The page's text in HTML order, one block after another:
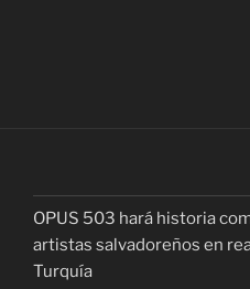
OPUS 503 hará historia
artistas salvadoreños en
Turquía